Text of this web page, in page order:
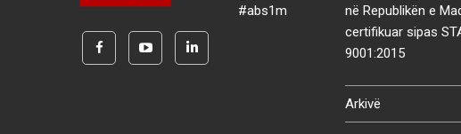
#abs1m
në Republikën e
certifikuar sipas
9001:2015
Arkivë